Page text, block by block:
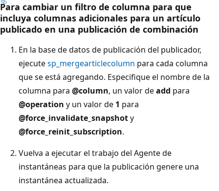
Para cambiar un filtro de columna para que
incluya columnas adicionales para un artículo
publicado en una publicación de combinación
En la base de datos de publicación del publicador,
ejecutesp_mergearticlecolumn para cada columna
que se está agregando. Especifique el nombre de la
columna para @column, un valor deadd para
@operation y un valor de 1 para
@force_invalidate_snapshoty
@force_reinit_subscription.
Vuelva a ejecutar el trabajo del Agente de
instantáneas para que la publicación genere una
instantánea actualizada.